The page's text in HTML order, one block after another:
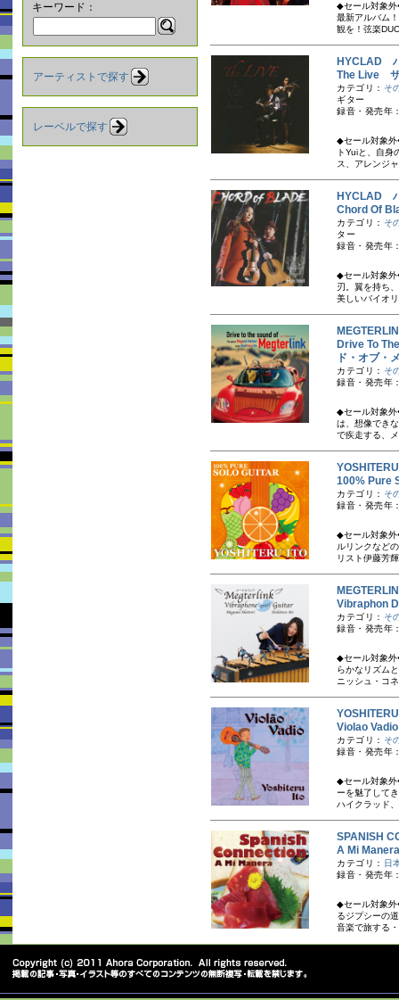
キーワード：
アーティストで探す
レーベルで探す
◆セール対象外
最新アルバム
観を！弦楽
HYCLAD
The Live
カテゴリ： そ
ギター
録音・発売年
◆セール対象外
トYuiと、自身
ス、アレンジ
HYCLAD
Chord Of
カテゴリ： そ
ター
録音・発売年
◆セール対象外
刃。翼を持ち
美しいバイオ
Drive To
ド・オブ・
カテゴリ： そ
録音・発売年
◆セール対象外
は、想像でき
で疾走する、
100% Pure
カテゴリ： そ
録音・発売年
◆セール対象外
ルリンクなど
リスト伊藤芳
Vibraphon
カテゴリ： そ
録音・発売年
◆セール対象外
らかなリズム
ニッシュ・コ
Violao
カテゴリ： そ
録音・発売年
◆セール対象外
ーを魅了して
ハイクラッド
SPANISH
A Mi
カテゴリ： 日
録音・発売年
◆セール対象外
るジプシーの
音楽で旅する